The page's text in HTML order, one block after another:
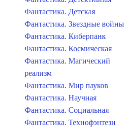
Фантастика. Детская
Фантастика. Звездные войны
Фантастика. Киберпанк
Фантастика. Космическая
Фантастика. Магический
реализм
Фантастика. Мир пауков
Фантастика. Научная
Фантастика. Социальная
Фантастика. Технофэнтези